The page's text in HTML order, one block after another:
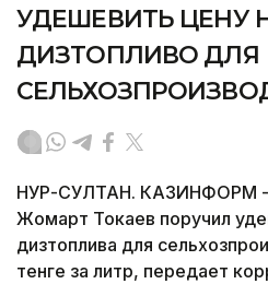
УДЕШЕВИТЬ ЦЕНУ
ДИЗТОПЛИВО ДЛЯ
НУР-СУЛТАН. КАЗИНФОРМ -
Жомарт Токаев поручил
дизтоплива для
тенге за литр, передает